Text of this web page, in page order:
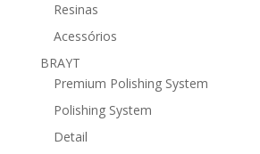
Resinas
Acessórios
BRAYT
Premium Polishing System
Polishing System
Detail